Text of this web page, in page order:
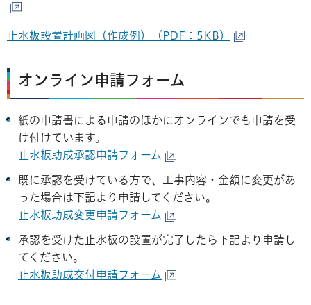
止水板設置計画図（作成例）（PDF：5KB）
オンライン申請フォーム
紙の申請書による申請のほかにオンラインでも申請を受
け付けています。
止水板助成承認申請フォーム
既に承認を受けている方で、工事内容・金額に変更があ
った場合は下記より申請してください。
止水板助成変更申請フォーム
承認を受けた止水板の設置が完了したら下記より申請し
てください。
止水板助成交付申請フォーム